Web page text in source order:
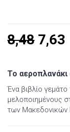
8,48 7,63
Το αεροπλανάκι
Ένα βιβλίο
μελοποιημένους
των Μακεδονικών